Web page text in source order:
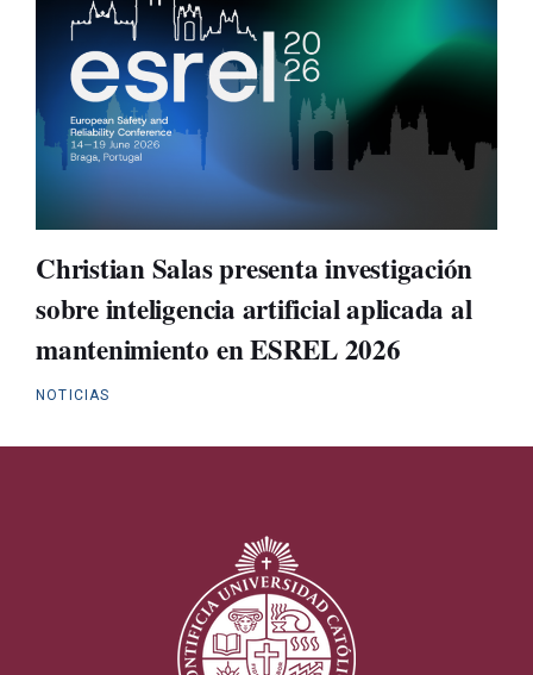
Christian Salas presenta investigación
sobre inteligencia artificial aplicada al
mantenimiento en ESREL 2026
NOTICIAS